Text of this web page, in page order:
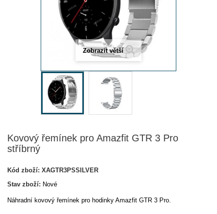
Zobrazit větší
Kovový řemínek pro Amazfit GTR 3 Pro
stříbrný
Kód zboží: XAGTR3PSSILVER
Stav zboží: Nové
Náhradní kovový řemínek pro hodinky Amazfit GTR 3 Pro.